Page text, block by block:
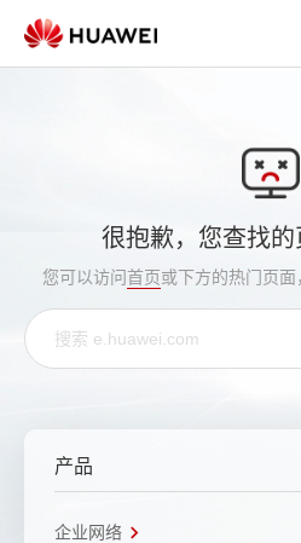
很抱歉，您查找
您可以访问首页或下方的热门页
产品
企业网络